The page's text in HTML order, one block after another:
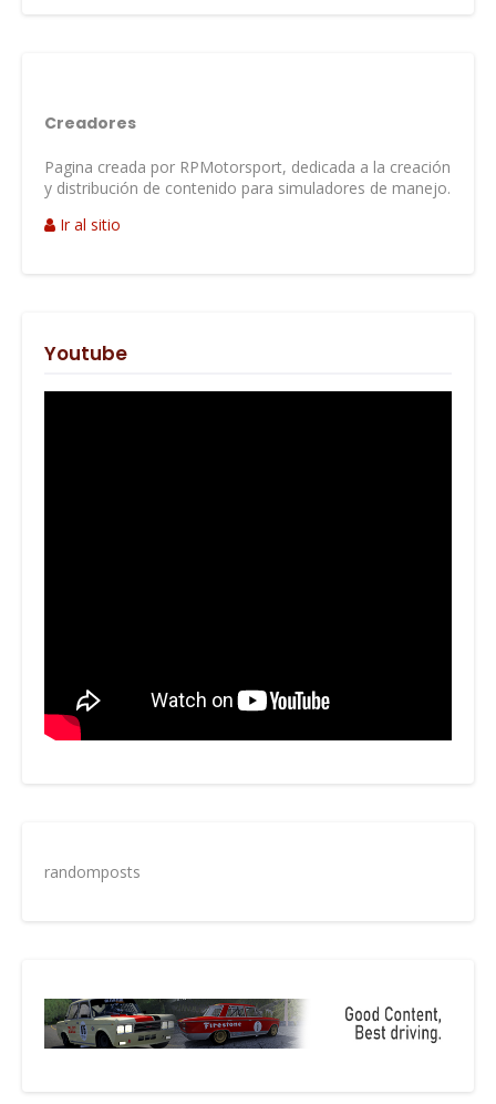
Creadores
Pagina creada por RPMotorsport, dedicada a la creación
y distribución de contenido para simuladores de manejo.
Ir al sitio
Youtube
randomposts